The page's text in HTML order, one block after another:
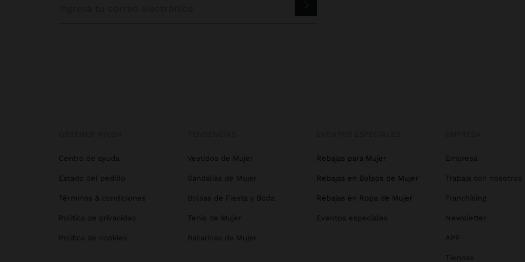
Centro de ayuda
Estado del pedido
Términos & condiciones
Política de privacidad
Política de cookies
Vestidos de Mujer
Sandalias de Mujer
Bolsas de Fiesta y Boda
Tenis de Mujer
Bailarinas de Mujer
Rebajas para Mujer
Rebajas en Bolsos de Mujer
Rebajas en Ropa de Mujer
Eventos especiales
Empresa
Trabaja con nosotros
Franchising
Newsletter
APP
Tiendas